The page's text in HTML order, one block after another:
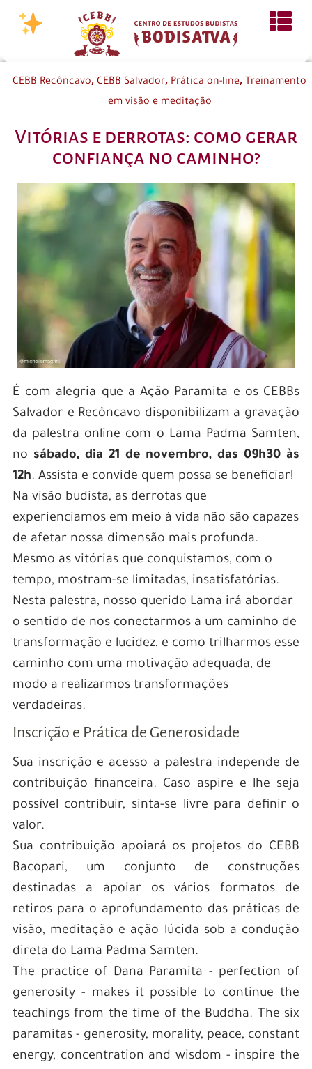
CEBB Recôncavo, CEBB Salvador, Prática on-line, Treinamento
em visão e meditação
Vitórias e derrotas: como gerar
confiança no caminho?
É com alegria que a Ação Paramita e os CEBBs
Salvador e Recôncavo disponibilizam a gravação
da palestra online com o Lama Padma Samten,
no sábado, dia 21 de novembro, das 09h30 às
12h. Assista e convide quem possa se beneficiar!
Na visão budista, as derrotas que
experienciamos em meio à vida não são capazes
de afetar nossa dimensão mais profunda.
Mesmo as vitórias que conquistamos, com o
tempo, mostram-se limitadas, insatisfatórias.
Nesta palestra, nosso querido Lama irá abordar
o sentido de nos conectarmos a um caminho de
transformação e lucidez, e como trilharmos esse
caminho com uma motivação adequada, de
modo a realizarmos transformações
verdadeiras.
Inscrição e Prática de Generosidade
Sua inscrição e acesso a palestra independe de
contribuição financeira. Caso aspire e lhe seja
possível contribuir, sinta-se livre para definir o
valor.
Sua contribuição apoiará os projetos do CEBB
Bacopari, um conjunto de construções
destinadas a apoiar os vários formatos de
retiros para o aprofundamento das práticas de
visão, meditação e ação lúcida sob a condução
direta do Lama Padma Samten.
The practice of Dana Paramita - perfection of
generosity - makes it possible to continue the
teachings from the time of the Buddha. The six
paramitas - generosity, morality, peace, constant
energy, concentration and wisdom - inspire the